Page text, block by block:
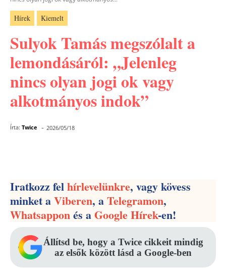
Hírek Kiemelt
Sulyok Tamás megszólalt a
lemondásáról: „Jelenleg
nincs olyan jogi ok vagy
alkotmányos indok”
Írta: Twice - 2026/05/18
Iratkozz felhírlevelünkre, vagy kövess
minket aViberen, aTelegramon,
Whatsapponés aGoogle Hírek-en!
Állítsd be, hogy a Twice cikkeit mindig
az elsők között lásd a Google-ben